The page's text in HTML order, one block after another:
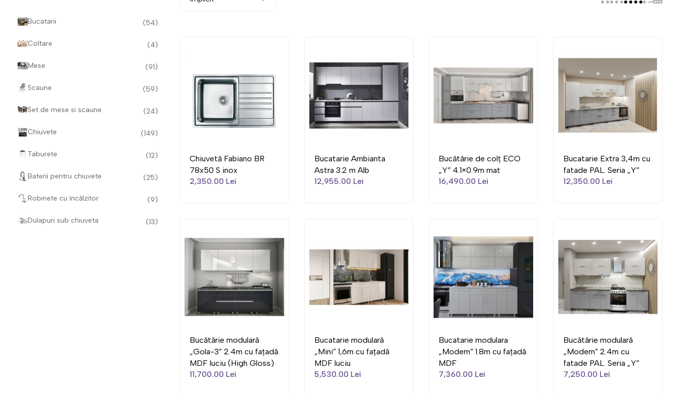
Bucatarii (54)
Coltare (4)
Mese (91)
Scaune (59)
Set de mese si scaune (24)
Chiuvete (149)
Taburete (12)
Baterii pentru chiuvete (25)
Robinete cu încălzitor (9)
Dulapuri sub chiuveta (13)
Chiuvetă Fabiano BR
78x50 S inox
2,350.00 Lei
Bucatarie Ambianta
Astra 3.2 m Alb
12,955.00 Lei
Bucătărie de colț ECO
„Y” 4.1×0.9m mat
16,490.00 Lei
Bucatarie Extra 3,4m cu
fatade PAL. Seria „Y”
12,350.00 Lei
Bucătărie modulară
„Gola-3” 2.4m cu fațadă
MDF luciu (High Gloss)
11,700.00 Lei
Bucatarie modulară
„Mini” 1,6m cu fațadă
MDF luciu
5,530.00 Lei
Bucatarie modulara
„Modern” 1.8m cu fațadă
MDF
7,360.00 Lei
Bucătărie modulară
„Modern” 2.4m cu
fatade PAL. Seria „Y”
7,250.00 Lei